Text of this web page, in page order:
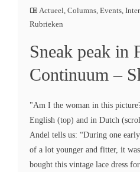
Actueel Columns Events
Rubrieken
Sneak peak in
Continuum –
"Am I the woman in this
English (top) and in Dutch
Andel tells us: “During one
of a lot younger and fitter, it
bought this vintage lace dress